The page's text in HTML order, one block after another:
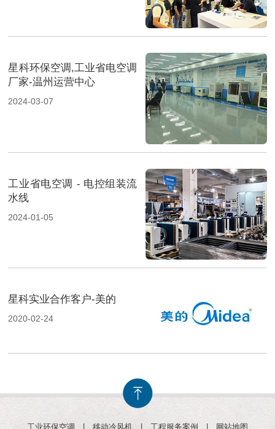
星科环保空调,工业省电空调
厂家-温州运营中心
2024-03-07
工业省电空调 - 电控组装流
水线
2024-01-05
星科实业合作客户-美的
2020-02-24
工业环保空调 移动冷风机 工程服务案例 网站地图